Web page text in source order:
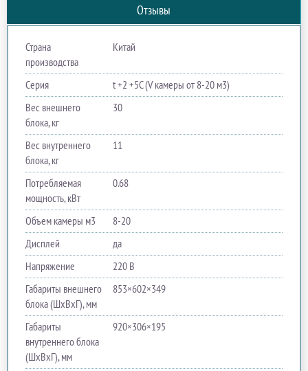
Отзывы
Страна
производства
Китай
Серия
t +2 +5С (V камеры от 8-20 м3)
Вес внешнего
блока, кг
30
Вес внутреннего
блока, кг
11
Потребляемая
мощность, кВт
0.68
Объем камеры м​3
8-20
Дисплей
да
Напряжение
220 В
Габариты внешнего
блока (ШхВхГ), мм
853×602×349
Габариты
внутреннего блока
(ШхВхГ), мм
920×306×195